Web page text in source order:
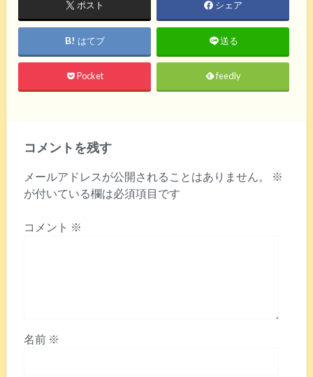
ポスト シェア
はてブ 送る
Pocket feedly
コメントを残す
メールアドレスが公開されることはありません。
※
が付いている欄は必須項目です
コメント ※
名前 ※